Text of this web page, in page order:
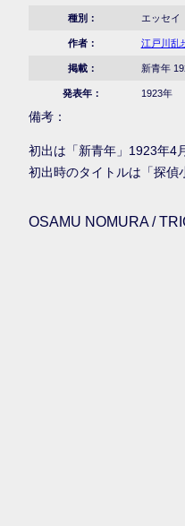
種別： エッセイ
作者： 江戸川乱
掲載： 新青年
発表年： 1923年
備考：
初出は「新青年」1923年4
初出時のタイトルは「探偵
OSAMU NOMURA /